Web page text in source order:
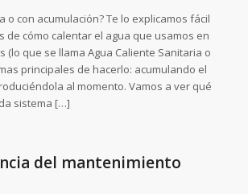
o con acumulación? Te lo explicamos fácil
de cómo calentar el agua que usamos en
(lo que se llama Agua Caliente Sanitaria o
principales de hacerlo: acumulando el
al momento. Vamos a ver qué
sistema […]
del mantenimiento